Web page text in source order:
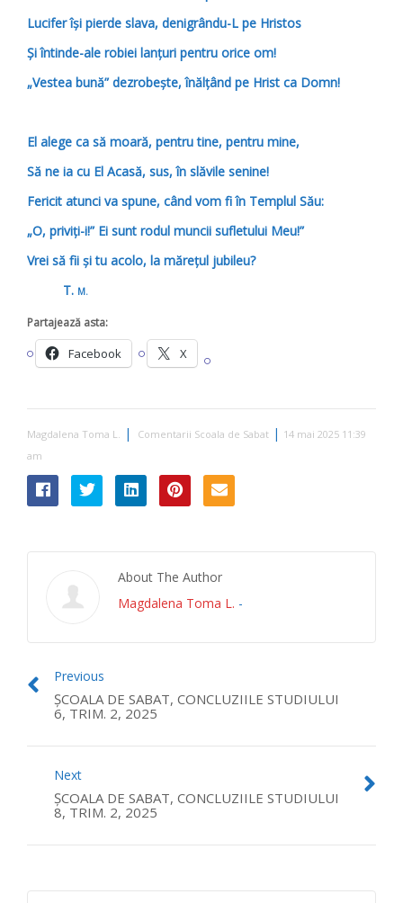
Lucifer își pierde slava, denigrându-L pe Hristos
Și întinde-ale robiei lanțuri pentru orice om!
„Vestea bună” dezrobește, înălțând pe Hrist ca Domn!
El alege ca să moară, pentru tine, pentru mine,
Să ne ia cu El Acasă, sus, în slăvile senine!
Fericit atunci va spune, când vom fi în Templul Său:
„O, priviți-i!” Ei sunt rodul muncii sufletului Meu!”
Vrei să fii și tu acolo, la mărețul jubileu?
T. M.
Partajează asta:
Facebook X
Magdalena Toma L. | Comentarii Scoala de Sabat | 14 mai 2025 11:39
am
About The Author
Magdalena Toma L. -
Previous
ȘCOALA DE SABAT, CONCLUZIILE STUDIULUI
6, TRIM. 2, 2025
Next
ȘCOALA DE SABAT, CONCLUZIILE STUDIULUI
8, TRIM. 2, 2025